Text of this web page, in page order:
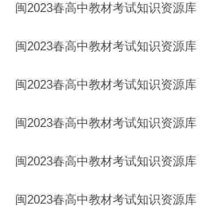
春高中教材考试知识资源库
春高中教材考试知识资源库
春高中教材考试知识资源库
春高中教材考试知识资源库
春高中教材考试知识资源库
春高中教材考试知识资源库